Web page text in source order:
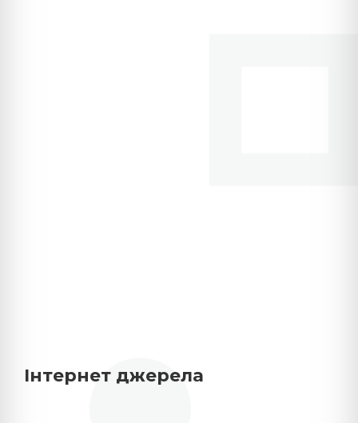
Інтернет джерела